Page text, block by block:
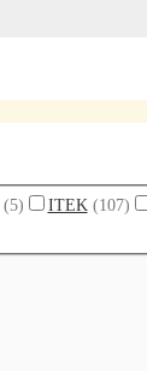
(5) ITEK (107)